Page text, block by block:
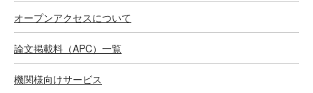
オープンアクセスについて
論文掲載料（APC）一覧
機関様向けサービス